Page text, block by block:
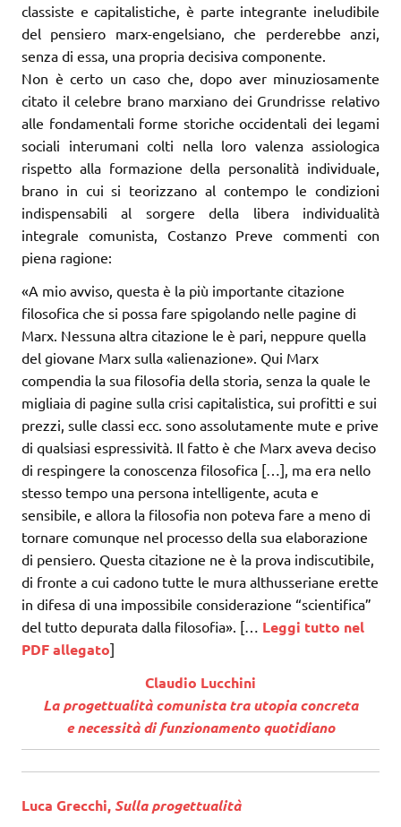
classiste e capitalistiche, è parte integrante ineludibile
del pensiero marx-engelsiano, che perderebbe anzi,
senza di essa, una propria decisiva componente.
Non è certo un caso che, dopo aver minuziosamente
citato il celebre brano marxiano dei Grundrisse relativo
alle fondamentali forme storiche occidentali dei legami
sociali interumani colti nella loro valenza assiologica
rispetto alla formazione della personalità individuale,
brano in cui si teorizzano al contempo le condizioni
indispensabili al sorgere della libera individualità
integrale comunista, Costanzo Preve commenti con
piena ragione:
«A mio avviso, questa è la più importante citazione
filosofica che si possa fare spigolando nelle pagine di
Marx. Nessuna altra citazione le è pari, neppure quella
del giovane Marx sulla «alienazione». Qui Marx
compendia la sua filosofia della storia, senza la quale le
migliaia di pagine sulla crisi capitalistica, sui profitti e sui
prezzi, sulle classi ecc. sono assolutamente mute e prive
di qualsiasi espressività. Il fatto è che Marx aveva deciso
di respingere la conoscenza filosofica […], ma era nello
stesso tempo una persona intelligente, acuta e
sensibile, e allora la filosofia non poteva fare a meno di
tornare comunque nel processo della sua elaborazione
di pensiero. Questa citazione ne è la prova indiscutibile,
di fronte a cui cadono tutte le mura althusseriane erette
in difesa di una impossibile considerazione “scientifica”
del tutto depurata dalla filosofia». [… Leggi tutto nel
PDF allegato]
Claudio Lucchini
La progettualità comunista tra utopia concreta
e necessità di funzionamento quotidiano
Luca Grecchi, Sulla progettualità